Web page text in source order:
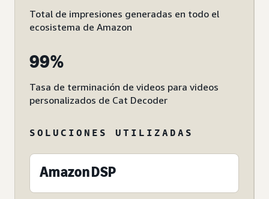
Total de impresiones generadas en todo el
ecosistema de Amazon
99%
Tasa de terminación de videos para videos
personalizados de Cat Decoder
SOLUCIONES UTILIZADAS
Amazon DSP